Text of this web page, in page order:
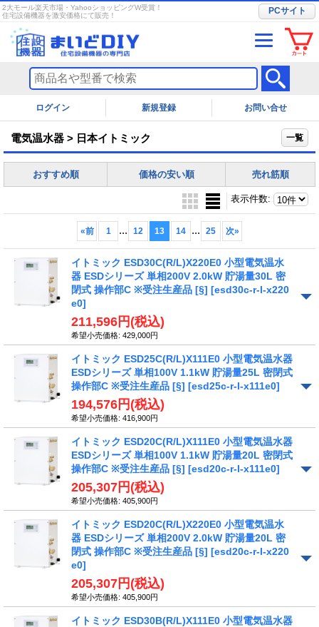
2大モール楽天市場・YahooショッピングW受賞！
住宅設備機器を激安価格にて販売！
PCサイト
ログイン お問い合せ
電気温水器 > 日本イトミック 一覧
おすすめ順 価格の安い順 売れ筋順
表示件数:
«前 1 ... 12 13 14 ... 25 次»
イトミック ESD30C(R/L)X220E0 小型電気温水
器 ESDシリーズ 単相200V 2.0kW 貯湯量30L 密
閉式 操作部C ※受注生産品 [§] [esd30c-r-l-x220
e0]
211,596円 (税込)
希望小売価格: 429,000円
イトミック ESD25C(R/L)X111E0 小型電気温水器
ESDシリーズ 単相100V 1.1kW 貯湯量25L 密閉式
操作部C ※受注生産品 [§] [esd25c-r-l-x111e0]
194,576円 (税込)
希望小売価格: 416,900円
イトミック ESD20C(R/L)X111E0 小型電気温水器
ESDシリーズ 単相100V 1.1kW 貯湯量20L 密閉式
操作部C ※受注生産品 [§] [esd20c-r-l-x111e0]
205,307円 (税込)
希望小売価格: 405,900円
イトミック ESD20C(R/L)X220E0 小型電気温水
器 ESDシリーズ 単相200V 2.0kW 貯湯量20L 密
閉式 操作部C ※受注生産品 [§] [esd20c-r-l-x220
e0]
205,307円 (税込)
希望小売価格: 405,900円
イトミック ESD30B(R/L)X111E0 小型電気温水器